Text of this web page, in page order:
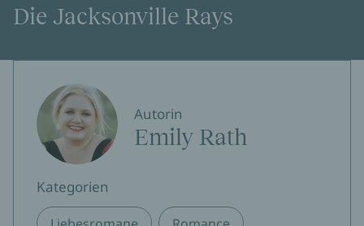
Die Jacksonville Rays
Autorin
Emily Rath
Kategorien